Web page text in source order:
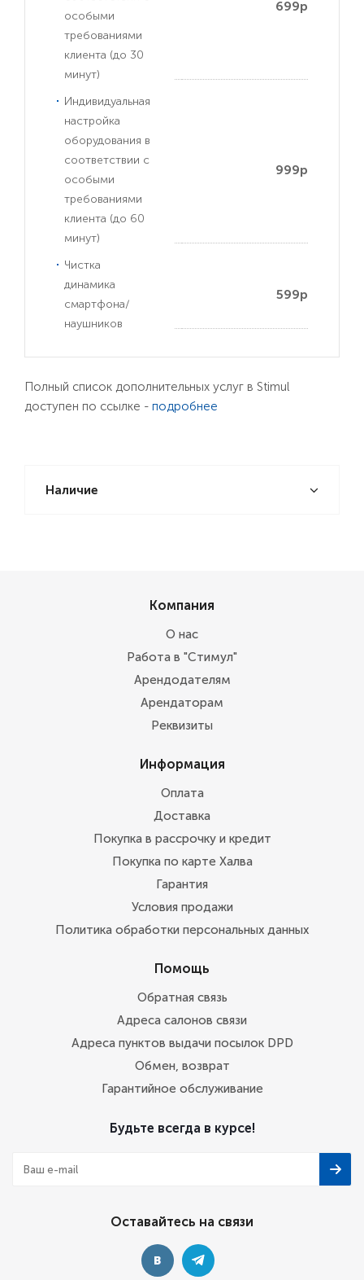
особыми
требованиями
клиента (до 30
минут)
699р
Индивидуальная
настройка
оборудования в
соответствии с
особыми
требованиями
клиента (до 60
минут)
999р
Чистка
динамика
смартфона/
наушников
599р
Полный список дополнительных услуг в Stimul
доступен по ссылке - подробнее
Наличие
Компания
О нас
Работа в "Стимул"
Арендодателям
Арендаторам
Реквизиты
Информация
Оплата
Доставка
Покупка в рассрочку и кредит
Покупка по карте Халва
Гарантия
Условия продажи
Политика обработки персональных данных
Помощь
Обратная связь
Адреса салонов связи
Адреса пунктов выдачи посылок DPD
Обмен, возврат
Гарантийное обслуживание
Будьте всегда в курсе!
Оставайтесь на связи